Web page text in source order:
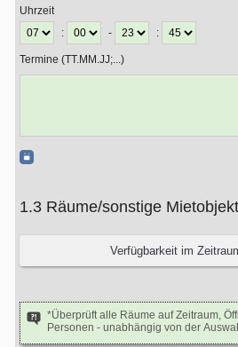
Uhrzeit
:
- :
Termine (TT.MM.JJ;...)
1.3 Räume/sonstige
*Überprüft alle Räume auf Zeitraum,
Personen - unabhängig von der